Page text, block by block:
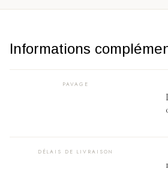
Informations
PAVAGE
DÉLAIS DE LIVRAISON